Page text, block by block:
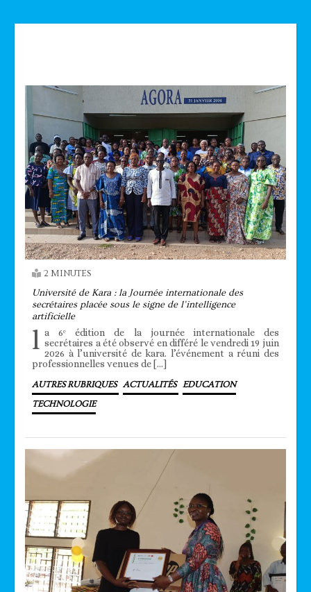
2 MINUTES
Université de Kara : la Journée internationale des
secrétaires placée sous le signe de l’intelligence
artificielle
l a 6ᵉ édition de la journée internationale des
secrétaires a été observé en différé le vendredi 19 juin
2026 à l’université de kara. l’événement a réuni des
professionnelles venues de […]
AUTRES RUBRIQUES ACTUALITÉS EDUCATION
TECHNOLOGIE